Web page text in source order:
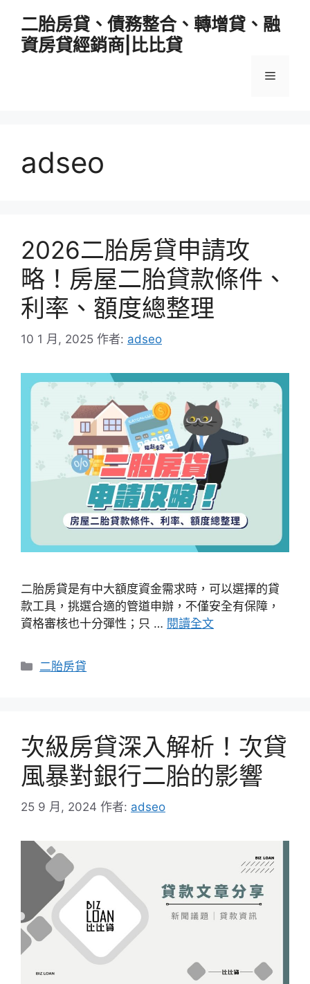
二胎房貸、債務整合、轉增貸、融
資房貸經銷商|比比貸
選
adseo
2026二胎房貸申請攻
略！房屋二胎貸款條件、
利率、額度總整理
10 1 月, 2025 作者: adseo
二胎房貸是有中大額度資金需求時，可以選擇的貸
款工具，挑選合適的管道申辦，不僅安全有保障，
資格審核也十分彈性；只 … 閱讀全文
分
二胎房貸
次級房貸深入解析！次貸
風暴對銀行二胎的影響
25 9 月, 2024 作者: adseo